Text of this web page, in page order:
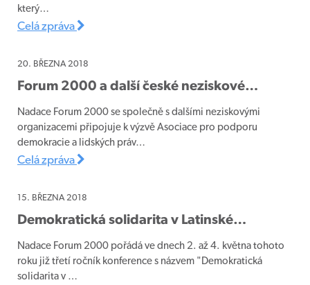
který…
Celá zpráva
20. BŘEZNA 2018
Forum 2000 a další české neziskové…
Nadace Forum 2000 se společně s dalšími neziskovými
organizacemi připojuje k výzvě Asociace pro podporu
demokracie a lidských práv…
Celá zpráva
15. BŘEZNA 2018
Demokratická solidarita v Latinské…
Nadace Forum 2000 pořádá ve dnech 2. až 4. května tohoto
roku již třetí ročník konference s názvem "Demokratická
solidarita v …